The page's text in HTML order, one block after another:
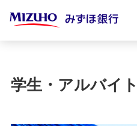
口座開設
学生・アルバイ